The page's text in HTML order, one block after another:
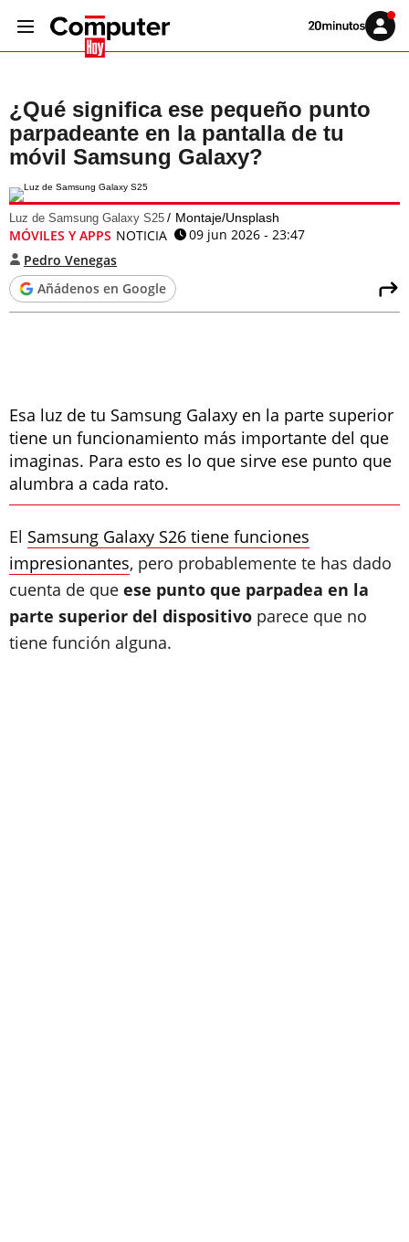
Volver
Iniciar
sesión
¿Qué significa ese pequeño punto
parpadeante en la pantalla de tu
móvil Samsung Galaxy?
Luz de Samsung Galaxy S25 Montaje/Unsplash
MÓVILES Y APPS NOTICIA
09 jun 2026 - 23:47
Pedro Venegas
Añádenos en Google
Esa luz de tu Samsung Galaxy en la parte superior
tiene un funcionamiento más importante del que
imaginas. Para esto es lo que sirve ese punto que
alumbra a cada rato.
El Samsung Galaxy S26 tiene funciones
impresionantes, pero probablemente te has dado
cuenta de que ese punto que parpadea en la
parte superior del dispositivo parece que no
tiene función alguna.